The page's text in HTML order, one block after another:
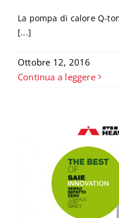
La pompa di calore Q-
[...]
Ottobre 12, 2016
Continua a leggere